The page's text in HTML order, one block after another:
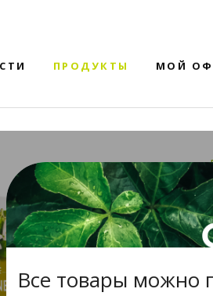
ПРОДУКТЫ МОЙ
Все товары можно